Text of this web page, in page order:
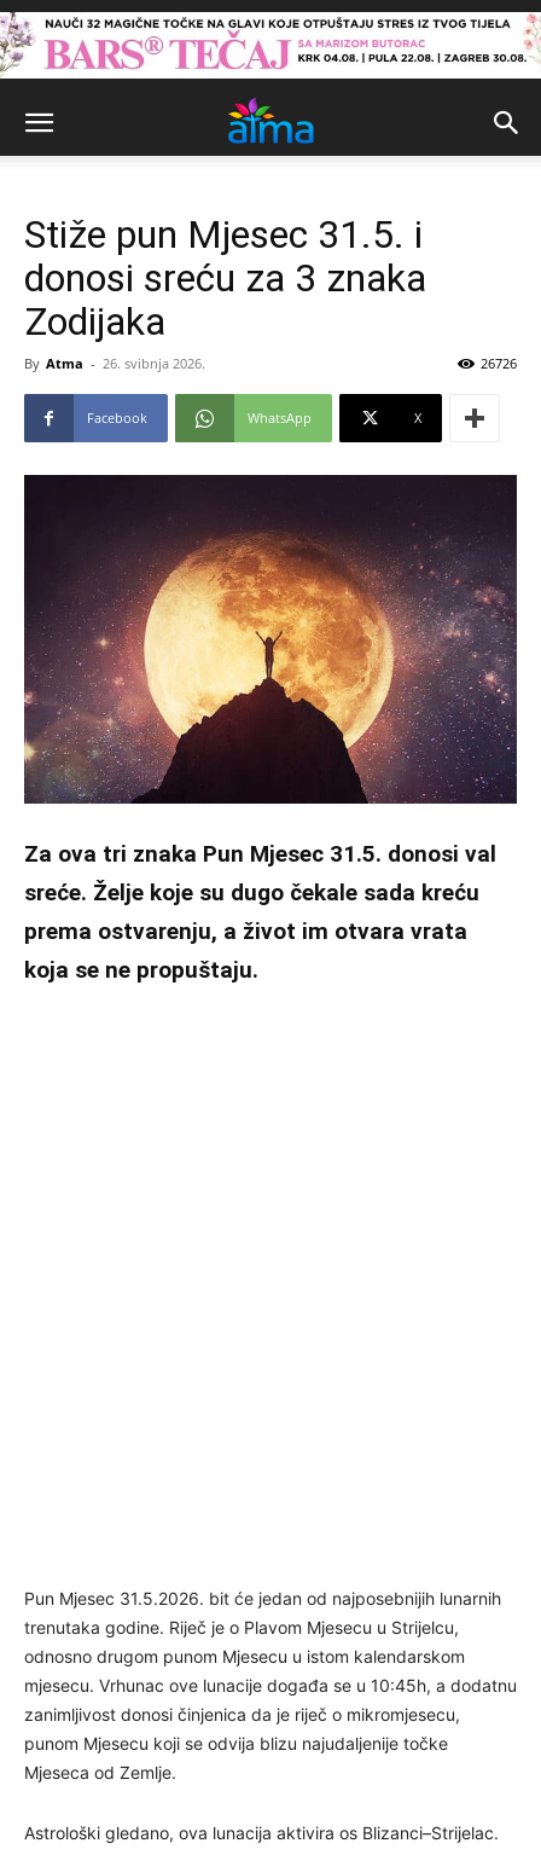
Stiže pun Mjesec 31.5. i
donosi sreću za 3 znaka
Zodijaka
By Atma - 26. svibnja 2026. 26726
Facebook WhatsApp X
Za ova tri znaka Pun Mjesec 31.5. donosi val
sreće. Želje koje su dugo čekale sada kreću
prema ostvarenju, a život im otvara vrata
koja se ne propuštaju.
Pun Mjesec 31.5.2026. bit će jedan od najposebnijih lunarnih
trenutaka godine. Riječ je o Plavom Mjesecu u Strijelcu,
odnosno drugom punom Mjesecu u istom kalendarskom
mjesecu. Vrhunac ove lunacije događa se u 10:45h, a dodatnu
zanimljivost donosi činjenica da je riječ o mikromjesecu,
punom Mjesecu koji se odvija blizu najudaljenije točke
Mjeseca od Zemlje.
Astrološki gledano, ova lunacija aktivira os Blizanci–Strijelac.